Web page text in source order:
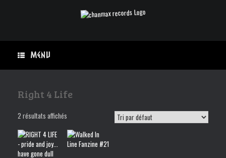
Menu
Right 4 Life
2 résultats affichés